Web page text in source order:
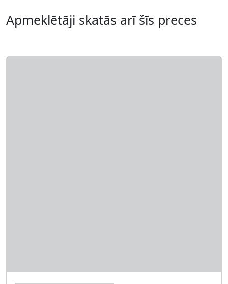
Apmeklētāji skatās arī šīs preces